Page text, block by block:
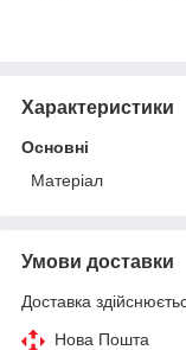
Характеристики
Основні
Матеріал
Умови доставки
Доставка
Нова Пошта